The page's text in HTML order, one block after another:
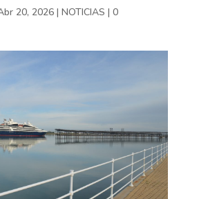
20, 2026| NOTICIAS | 0